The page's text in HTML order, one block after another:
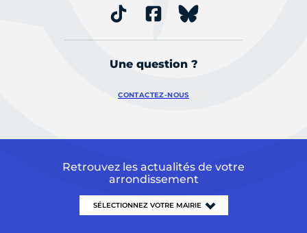
Une question ?
CONTACTEZ-NOUS
Retrouvez les actualités de votre
arrondissement